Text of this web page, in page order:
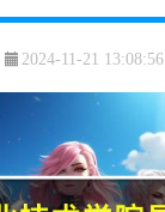
2024-11-21 13:08:56